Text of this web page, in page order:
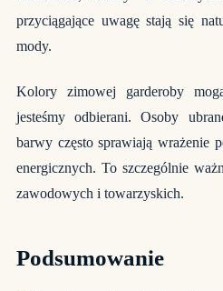
przyciągające uwagę stają się
mody.
Kolory zimowej garderoby
jesteśmy odbierani. Osoby
barwy często sprawiają wrażenie
energicznych. To szczególnie
zawodowych i towarzyskich.
Podsumowanie